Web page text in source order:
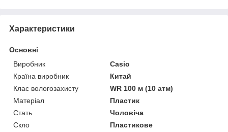
Характеристики
Основні
Виробник
Casio
Країна виробник
Китай
Клас вологозахисту
WR 100 м (10 атм)
Матеріал
Пластик
Стать
Чоловіча
Скло
Пластикове